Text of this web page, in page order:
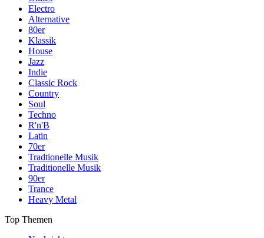
Electro
Alternative
80er
Klassik
House
Jazz
Indie
Classic Rock
Country
Soul
Techno
R'n'B
Latin
70er
Tradtionelle Musik
Traditionelle Musik
90er
Trance
Heavy Metal
Top Themen